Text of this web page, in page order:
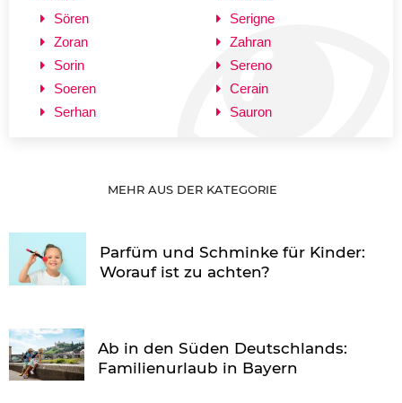
Sören
Zoran
Sorin
Soeren
Serhan
Serigne
Zahran
Sereno
Cerain
Sauron
MEHR AUS DER KATEGORIE
Parfüm und Schminke für Kinder:
Worauf ist zu achten?
Ab in den Süden Deutschlands:
Familienurlaub in Bayern